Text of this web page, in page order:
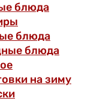
блюда
блюда
блюда
на зиму